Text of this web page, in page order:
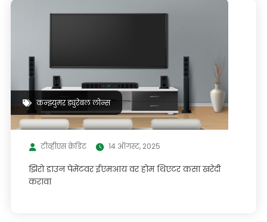
कन्झ्युमर ड्युरेबल लोन्स
टीव्हीएस क्रेडिट 14 ऑगस्ट, 2025
झिरो डाउन पेमेंटवर ईएमआय वर होम थिएटर कसा खरेदी
करावा